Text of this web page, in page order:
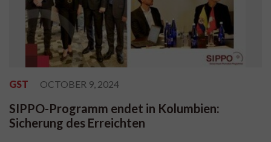
GST OCTOBER 9, 2024
SIPPO-Programm endet in Kolumbien:
Sicherung des Erreichten